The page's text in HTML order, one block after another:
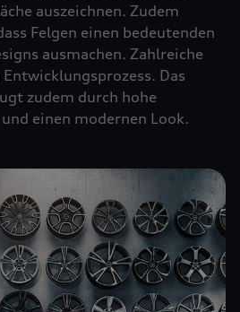
auszeichnen. Zudem
Felgen einen bedeutenden
ausmachen. Zahlreiche
Das
zudem durch hohe
einen modernen Look.